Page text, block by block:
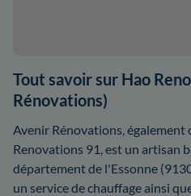
Tout savoir sur Hao
Rénovations)
Avenir Rénovations, également
Renovations 91, est un artisan
département de l'Essonne
un service de chauffage ainsi